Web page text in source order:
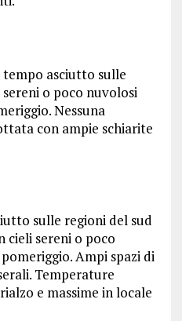
tempo asciutto sulle
o poco nuvolosi
Nessuna
con ampie schiarite
sulle regioni del sud
sereni o poco
Ampi spazi di
Temperature
e massime in locale